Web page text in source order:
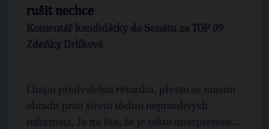
rušit nechce
Komentář kandidátky do Senátu za TOP 09
Zdeňky Drlíkové
Chápu předvolební rétoriku, přesto se musím
ohradit proti šíření těchto nepravdivých
informací. Je mi líto, že je takto interpretová...